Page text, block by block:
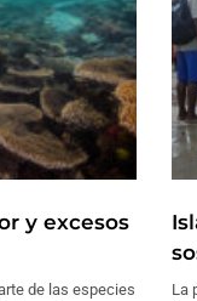
y excesos
de las especies
La